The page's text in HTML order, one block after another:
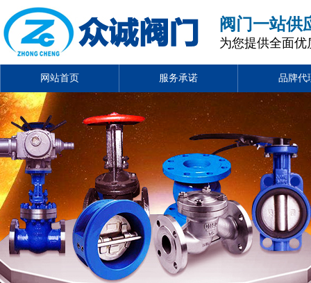
阀门一站供
为您提供全面
网站首页 服务承诺 品牌代